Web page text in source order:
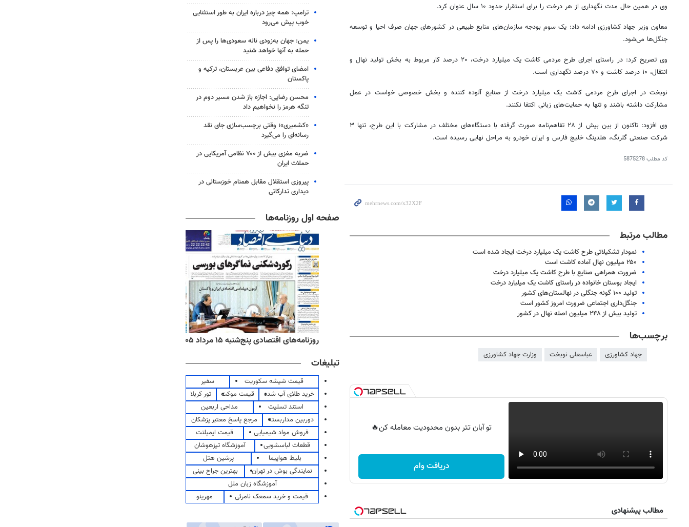
وی در همین حال مدت نگهداری از هر درخت را برای استقرار حدود ۱۰ سال عنوان کرد.
معاون وزیر جهاد کشاورزی ادامه داد: یک سوم بودجه سازمان‌های منابع طبیعی در کشورهای جهان صرف احیا و توسعه
جنگل‌ها می‌شود.
وی تصریح کرد: در راستای اجرای طرح مردمی کاشت یک میلیارد درخت، ۲۰ درصد کار مربوط به بخش تولید نهال و
انتقال، ۱۰ درصد کاشت و ۷۰ درصد نگهداری است.
نوبخت در اجرای طرح مردمی کاشت یک میلیارد درخت از صنایع آلوده کننده و بخش خصوصی خواست در عمل
مشارکت داشته باشند و تنها به حمایت‌های زبانی اکتفا نکنند.
وی افزود: تاکنون از بین بیش از ۲۸ تفاهم‌نامه صورت گرفته با دستگاه‌های مختلف در مشارکت با این طرح، تنها ۳
شرکت صنعتی گلرنگ، هلدینگ خلیج فارس و ایران خودرو به مراحل نهایی رسیده است.
کد مطلب5875278
مطالب مرتبط
نمودار تشکیلاتی طرح کاشت یک میلیارد درخت ایجاد شده است
۲۵۰ میلیون نهال آماده کاشت است
ضرورت همراهی صنایع با طرح کاشت یک میلیارد درخت
ایجاد بوستان خانواده در راستای کاشت یک میلیارد درخت
تولید ۱۰۰ گونه جنگلی در نهالستان‌های کشور
جنگل‌داری اجتماعی ضرورت امروز کشور است
تولید بیش از ۲۴۸ میلیون اصله نهال در کشور
برچسب‌ها
جهاد کشاورزی عباسعلی نوبخت وزارت جهاد کشاورزی
تو آبان تتر بدون محدودیت معامله کن🔥
دریافت وام
مطالب پیشنهادی
ترامپ: همه چیز درباره ایران به طور استثنایی
خوب پیش می‌رود
یمن: جهان به‌زودی ناله سعودی‌ها را پس از
حمله به آنها خواهد شنید
امضای توافق دفاعی بین عربستان، ترکیه و
پاکستان
محسن رضایی: اجازه باز شدن مسیر دوم در
تنگه هرمز را نخواهیم داد
«کشمیری»؛ وقتی برچسب‌سازی جای نقد
رسانه‌ای را می‌گیرد
ضربه مغزی بیش از ۷۰۰ نظامی آمریکایی در
حملات ایران
پیروزی استقلال مقابل همنام خوزستانی در
دیداری تدارکاتی
صفحه اول روزنامه‌ها
روزنامه‌های صبح پنج‌شنبه ۱۵ مرداد ۱۴۰۵ روزنامه‌های ورزشی پنج‌شنبه ۱۵ مرداد ۱۴۰۵ روزنامه‌های اقتصادی پنج‌شنبه ۱۵ مرداد ۱۴۰۵
تبلیغات
قیمت شیشه سکوریت
سفیر
خرید طلای آب شده
قیمت موکت
تور کربلا
استند تسلیت
مداحی اربعین
دوربین مداربسته
مرجع پاسخ معتبر پزشکان
فروش مواد شیمیایی
قیمت ایمپلنت
قطعات لباسشویی
آموزشگاه تیزهوشان
بلیط هواپیما
پرشین هتل
نمایندگی بوش در تهران
بهترین جراح بینی
آموزشگاه زبان ملل
قیمت و خرید سمعک نامرئی
مهرینو